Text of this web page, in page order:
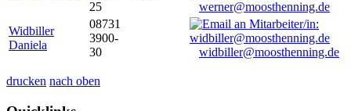
25
werner@moosthenning.de
Widbiller
Daniela
08731
3900-
30
widbiller@moosthenning.de
drucken nach oben